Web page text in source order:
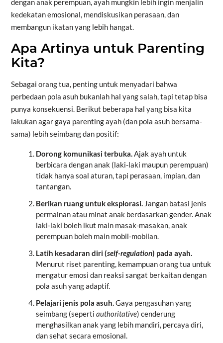
dengan anak perempuan, ayah mungkin lebih ingin menjalin
kedekatan emosional, mendiskusikan perasaan, dan
membangun ikatan yang lebih hangat.
Apa Artinya untuk Parenting
Kita?
Sebagai orang tua, penting untuk menyadari bahwa
perbedaan pola asuh bukanlah hal yang salah, tapi tetap bisa
punya konsekuensi. Berikut beberapa hal yang bisa kita
lakukan agar gaya parenting ayah (dan pola asuh bersama-
sama) lebih seimbang dan positif:
Dorong komunikasi terbuka.Ajak ayah untuk
berbicara dengan anak (laki-laki maupun perempuan)
tidak hanya soal aturan, tapi perasaan, impian, dan
tantangan.
Berikan ruang untuk eksplorasi.Jangan batasi jenis
permainan atau minat anak berdasarkan gender. Anak
laki-laki boleh ikut main masak-masakan, anak
perempuan boleh main mobil-mobilan.
Latih kesadaran diri (self-regulation) pada ayah.
Menurut riset parenting, kemampuan orang tua untuk
mengatur emosi dan reaksi sangat berkaitan dengan
pola asuh yang adaptif.
Pelajari jenis pola asuh.Gaya pengasuhan yang
seimbang (seperti authoritative) cenderung
menghasilkan anak yang lebih mandiri, percaya diri,
dan sehat secara emosional.